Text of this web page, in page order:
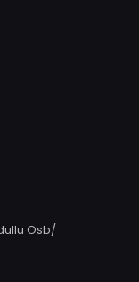
Osb/